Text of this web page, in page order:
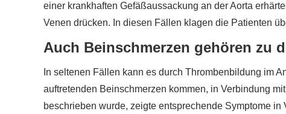
einer krankhaften Gefäßaussackung an der Aorta
Venen drücken. In diesen Fällen klagen die Patienten
Auch Beinschmerzen gehören zu
In seltenen Fällen kann es durch Thrombenbildung im
auftretenden Beinschmerzen kommen, in Verbindung
beschrieben wurde, zeigte entsprechende Symptome